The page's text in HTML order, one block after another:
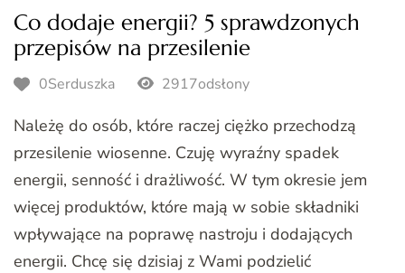
Co dodaje energii? 5 sprawdzonych
przepisów na przesilenie
0Serduszka 2917odsłony
Należę do osób, które raczej ciężko przechodzą
przesilenie wiosenne. Czuję wyraźny spadek
energii, senność i drażliwość. W tym okresie jem
więcej produktów, które mają w sobie składniki
wpływające na poprawę nastroju i dodających
energii. Chcę się dzisiaj z Wami podzielić